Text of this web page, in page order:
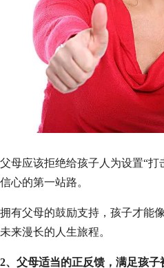
父母应该拒绝给孩子人为设置“打
信心的第一站路。
拥有父母的鼓励支持，孩子才能
未来漫长的人生旅程。
2、父母适当的正反馈，满足孩子